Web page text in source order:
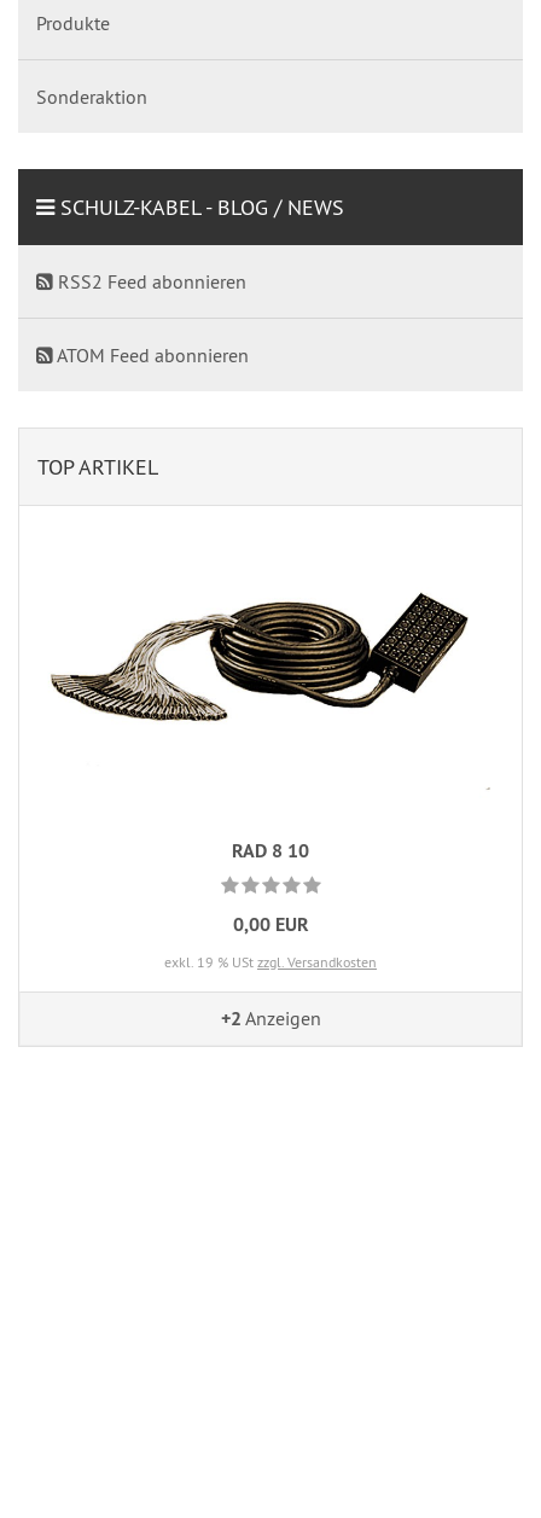
Produkte
Sonderaktion
SCHULZ-KABEL - BLOG / NEWS
RSS2 Feed abonnieren
ATOM Feed abonnieren
TOP ARTIKEL
RAD 8 10
0,00 EUR
exkl. 19 % USt zzgl. Versandkosten
+2 Anzeigen